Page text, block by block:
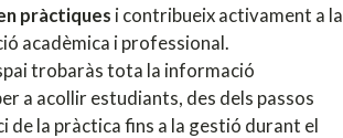
pràctiques i contribueix activament a la
acadèmica i professional.
trobaràs tota la informació
a acollir estudiants, des dels passos
de la pràctica fins a la gestió durant el